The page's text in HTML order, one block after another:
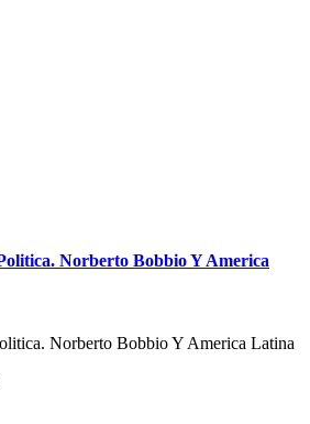
Norberto Bobbio Y America
Norberto Bobbio Y America Latina